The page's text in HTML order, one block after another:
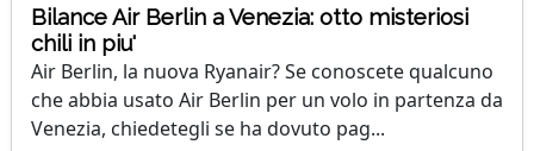
Bilance Air Berlin a Venezia: otto misteriosi
chili in piu'
Air Berlin, la nuova Ryanair? Se conoscete qualcuno
che abbia usato Air Berlin per un volo in partenza da
Venezia, chiedetegli se ha dovuto pag...